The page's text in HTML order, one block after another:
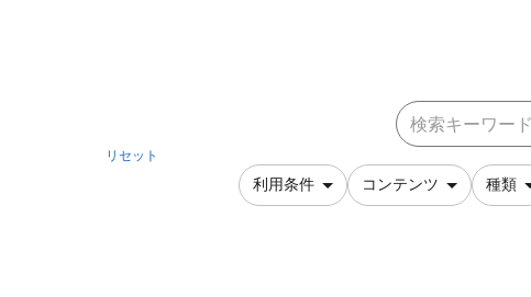
リセット
利用条件 コンテンツ 種類